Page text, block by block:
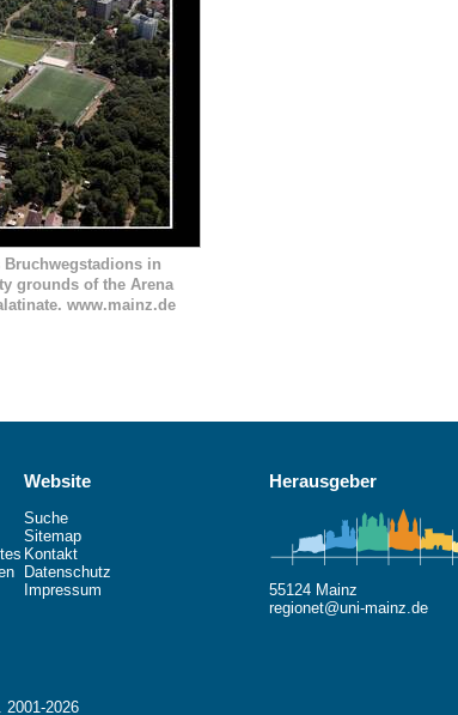
Bruchwegstadions in
grounds of the Arena
www.mainz.de
Website
Suche
Sitemap
Kontakt
Datenschutz
Impressum
Herausgeber
55124 Mainz
regionet@uni-mainz.de
2026